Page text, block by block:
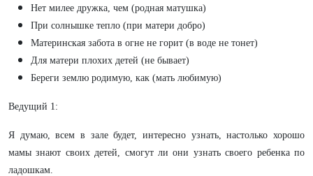
Нет милее дружка, чем (родная матушка)
При солнышке тепло (при матери добро)
Материнская забота в огне не горит (в воде не тонет)
Для матери плохих детей (не бывает)
Береги землю родимую, как (мать любимую)
Ведущий 1:
Я думаю, всем в зале будет, интересно узнать, настолько хорошо
мамы знают своих детей, смогут ли они узнать своего ребенка по
ладошкам.